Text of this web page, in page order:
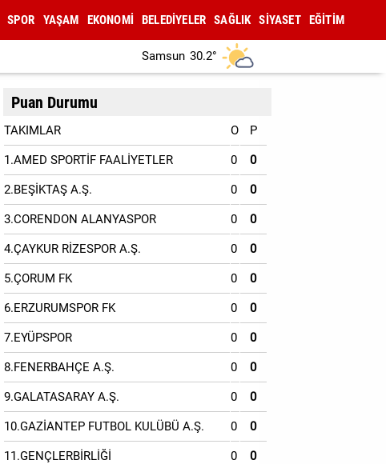
SPOR YAŞAM EKONOMİ BELEDİYELER SAĞLIK SİYASET EĞİTİM
Samsun 30.2°
Puan Durumu
TAKIMLAR O P
1.AMED SPORTİF FAALİYETLER 0 0
2.BEŞİKTAŞ A.Ş. 0 0
3.CORENDON ALANYASPOR 0 0
4.ÇAYKUR RİZESPOR A.Ş. 0 0
5.ÇORUM FK 0 0
6.ERZURUMSPOR FK 0 0
7.EYÜPSPOR 0 0
8.FENERBAHÇE A.Ş. 0 0
9.GALATASARAY A.Ş. 0 0
10.GAZİANTEP FUTBOL KULÜBÜ A.Ş. 0 0
11.GENÇLERBİRLİĞİ 0 0